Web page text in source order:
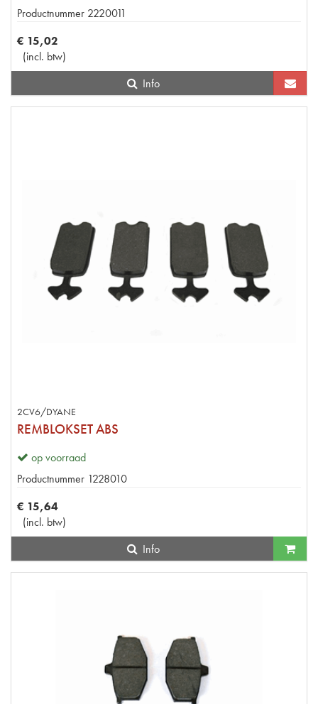
Productnummer 2220011
€ 15,02
(incl. btw)
Info
2CV6/DYANE
REMBLOKSET ABS
op voorraad
Productnummer 1228010
€ 15,64
(incl. btw)
Info